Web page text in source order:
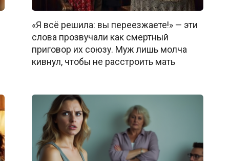
«Я всё решила: вы переезжаете!» — эти
слова прозвучали как смертный
приговор их союзу. Муж лишь молча
кивнул, чтобы не расстроить мать